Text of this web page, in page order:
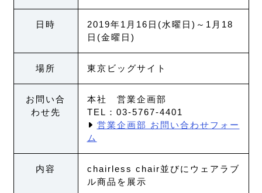
日時
2019年1月16日(水曜日)～1月18
日(金曜日)
場所 東京ビッグサイト
お問い合
わせ先
本社 営業企画部
TEL：03-5767-4401
営業企画部 お問い合わせフォー
ム
内容
chairless chair並びにウェアラブ
ル商品を展示